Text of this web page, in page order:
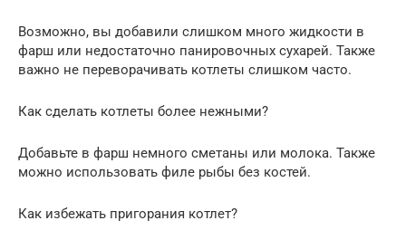
Возможно, вы добавили слишком много жидкости в
фарш или недостаточно панировочных сухарей. Также
важно не переворачивать котлеты слишком часто.
Как сделать котлеты более нежными?
Добавьте в фарш немного сметаны или молока. Также
можно использовать филе рыбы без костей.
Как избежать пригорания котлет?